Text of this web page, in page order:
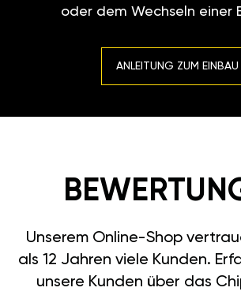
oder dem Wechseln einer
ANLEITUNG ZUM EINBAU
Unserem Online-Shop
als 12 Jahren viele Kunden.
unsere Kunden über das